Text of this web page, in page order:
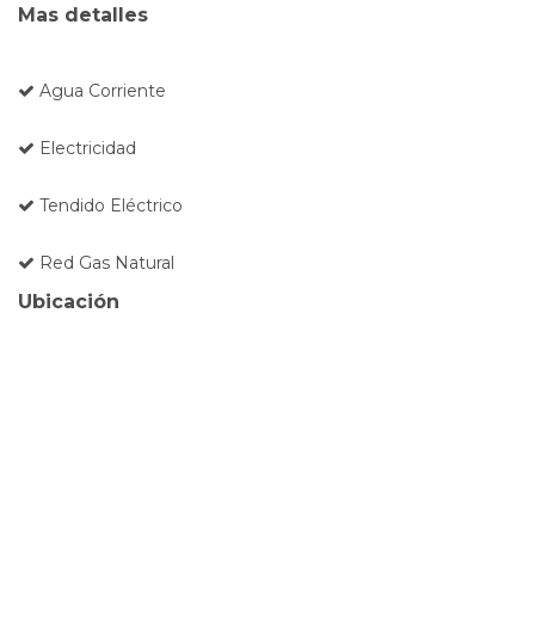
Mas detalles
Agua Corriente
Electricidad
Tendido Eléctrico
Red Gas Natural
Ubicación